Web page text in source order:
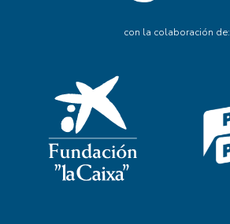
con la colaboración de: